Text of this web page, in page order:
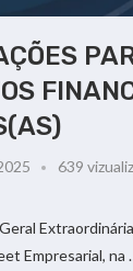
639
Empresarial, na